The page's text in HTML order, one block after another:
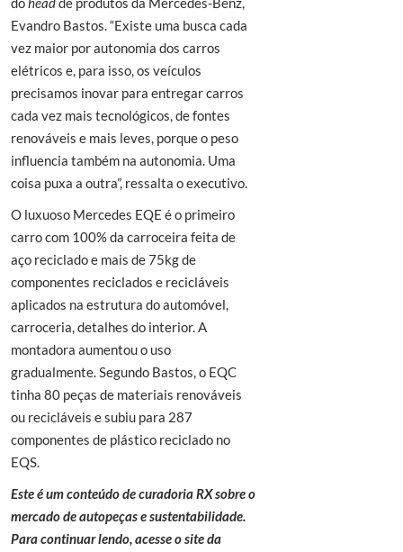
Evandro Bastos. “Existe uma busca cada
vez maior por autonomia dos carros
elétricos e, para isso, os veículos
precisamos inovar para entregar carros
cada vez mais tecnológicos, de fontes
renováveis e mais leves, porque o peso
influencia também na autonomia. Uma
coisa puxa a outra”, ressalta o executivo.
O luxuoso Mercedes EQE é o primeiro
carro com 100% da carroceira feita de
aço reciclado e mais de 75kg de
componentes reciclados e recicláveis
aplicados na estrutura do automóvel,
carroceria, detalhes do interior. A
montadora aumentou o uso
gradualmente. Segundo Bastos, o EQC
tinha 80 peças de materiais renováveis
ou recicláveis e subiu para 287
componentes de plástico reciclado no
EQS.
Este é um conteúdo de curadoria RX sobre o
mercado de autopeças e sustentabilidade.
Para continuar lendo, acesse o site da